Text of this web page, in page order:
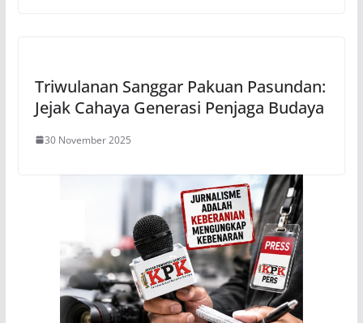
Triwulanan Sanggar Pakuan Pasundan:
Jejak Cahaya Generasi Penjaga Budaya
30 November 2025